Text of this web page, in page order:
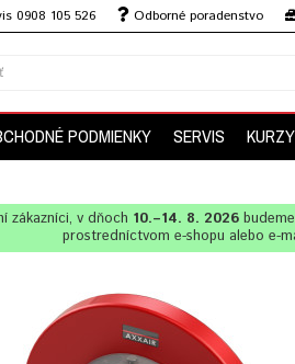
0908 105 526 Odborné poradenstvo
PODMIENKY SERVIS KURZY
zákazníci, v dňoch 10.–14. 8. 2026
prostredníctvom e-shopu alebo e-